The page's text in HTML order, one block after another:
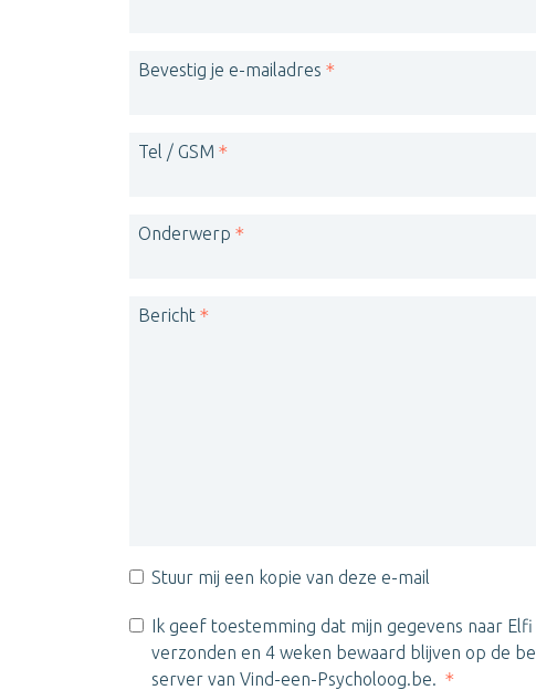
Bevestig je e-mailadres
Tel / GSM
Onderwerp
Bericht
Stuur mij een kopie van deze e-mail
Ik geef toestemming dat mijn gegevens naar
verzonden en 4 weken bewaard blijven op de
server van Vind-een-Psycholoog.be.